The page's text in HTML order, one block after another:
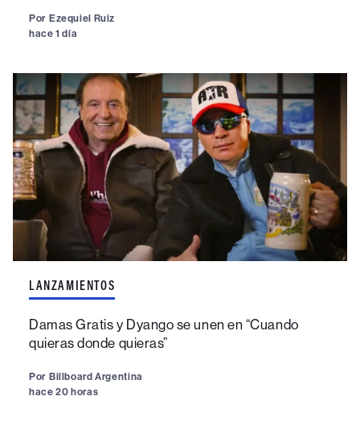
Por Ezequiel Ruiz
hace 1 día
LANZAMIENTOS
Damas Gratis y Dyango se unen en “Cuando
quieras donde quieras”
Por Billboard Argentina
hace 20 horas